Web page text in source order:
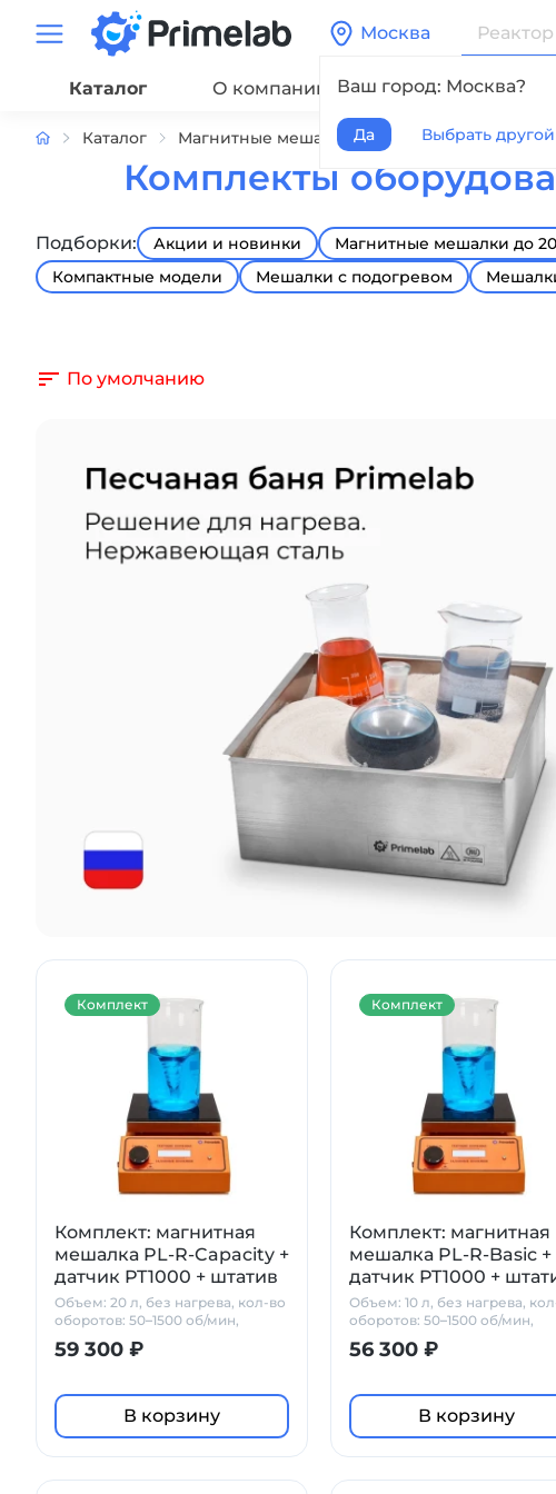
Москва
Ваш город: Москва?
Да Выбрать другой
Каталог О компании Сервис
Каталог Магнитные мешалки Комплекты
Комплекты
Подборки: Акции и новинки Магнитные мешалки до
Компактные модели
Мешалки с подогревом
По умолчанию
Комплект: магнитная
мешалка PL-R-Capacity +
датчик PT1000 + штатив
Primelab
Объем: 20 л, без нагрева, кол-во
оборотов: 50–1500 об/мин,
стеклокерамика
59 300 ₽
В корзину
Комплект
Комплект: магнитная
мешалка PL-R-Basic +
датчик PT1000 +
Primelab
Объем: 10 л, без нагрева,
оборотов: 50–1500 об/мин,
стеклокерамика
56 300 ₽
В корзину
Комплект